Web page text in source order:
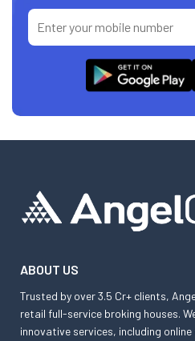
ABOUT US
Trusted by over 3.5 Cr+ clients,
retail full-service broking houses.
innovative services, including